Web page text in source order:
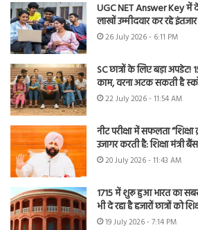
UGC NET Answer Key में
लाखों उम्मीदवार कर रहे इंतजार
26 July 2026 - 6:11 PM
SC छात्रों के लिए बड़ा
काम, वरना अटक सकती है
22 July 2026 - 11:54 AM
नीट परीक्षा में सफलता
उजागर करती है: शिक्षा मंत्री बैंस
20 July 2026 - 11:43 AM
1715 में शुरू हुआ भारत का
भी दे रहा है हजारों छात्रों को
19 July 2026 - 7:14 PM